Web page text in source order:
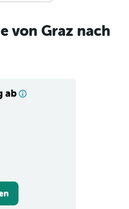
von Graz nach
ab